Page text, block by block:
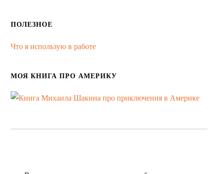
ПОЛЕЗНОЕ
Что я использую в работе
МОЯ КНИГА ПРО АМЕРИКУ